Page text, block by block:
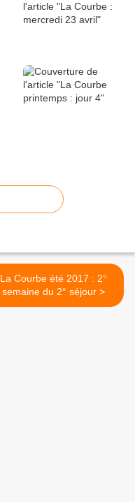
La Courbe été 2017 : 2°
semaine du 2° séjour >